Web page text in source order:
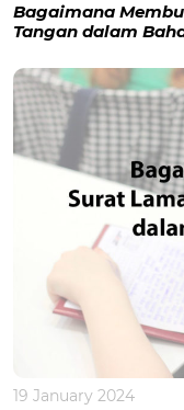
Bagaimana
Tangan dalam
19 January 2024